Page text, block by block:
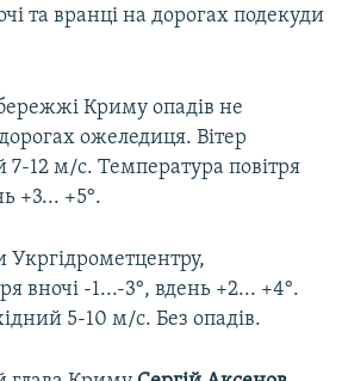
та вранці на дорогах подекуди
Криму опадів не
ожеледиця. Вітер
7-12 м/с. Температура повітря
+3... +5°.
Укргідрометцентру,
вночі -1...-3°, вдень +2... +4°.
5-10 м/с. Без опадів.